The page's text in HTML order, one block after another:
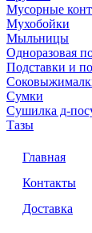
Мусорные
Мухобойки
Мыльницы
Одноразовая
Подставки и
Сумки
Сушилка д-
Тазы
Главная
Контакты
Доставка